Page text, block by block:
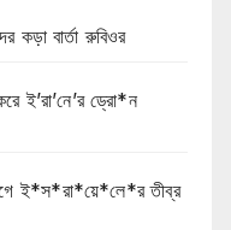
কড়া বার্তা রুবিওর
ই’রা’নে’র ড্রো*ন
ই*স*রা*য়ে*লে*র তীব্র